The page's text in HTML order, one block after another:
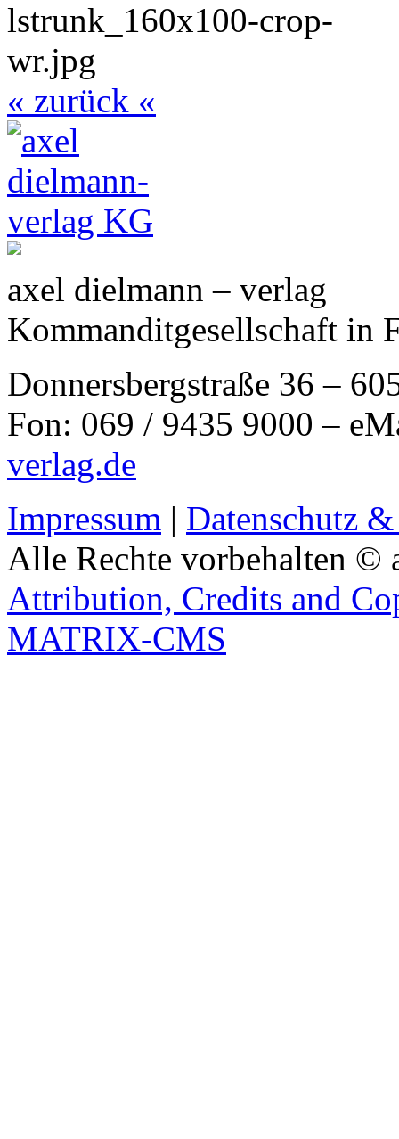
« zurück «
axel dielmann – verlag
Kommanditgesellschaft in
Donnersbergstraße 36 –
Fon: 069 / 9435 9000 –
verlag.de
Impressum | Datenschutz
Alle Rechte vorbehalten ©
Attribution, Credits and
MATRIX-CMS